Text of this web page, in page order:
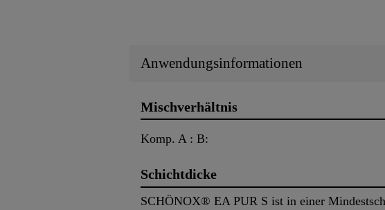
Anwendungsinformationen
Mischverhältnis
Komp. A : B:
Schichtdicke
SCHÖNOX® EA PUR S ist in einer